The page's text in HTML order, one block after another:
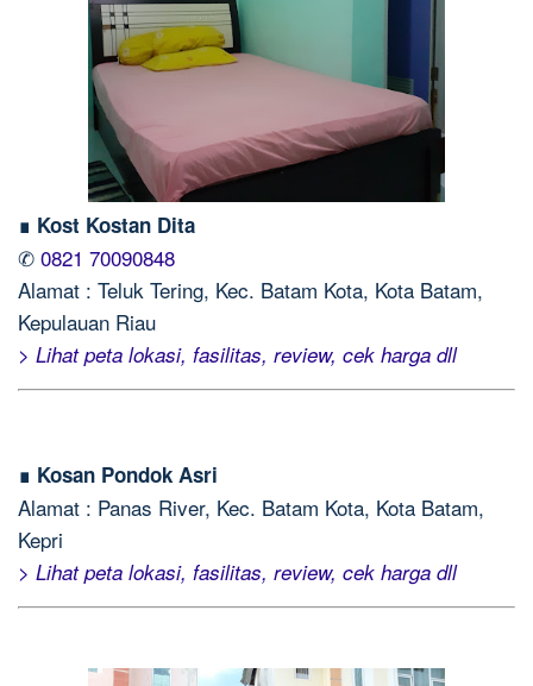
∎ Kost Kostan Dita
✆ 0821 70090848
Alamat : Teluk Tering, Kec. Batam Kota, Kota Batam,
Kepulauan Riau
> Lihat peta lokasi, fasilitas, review, cek harga dll
∎ Kosan Pondok Asri
Alamat : Panas River, Kec. Batam Kota, Kota Batam,
Kepri
> Lihat peta lokasi, fasilitas, review, cek harga dll